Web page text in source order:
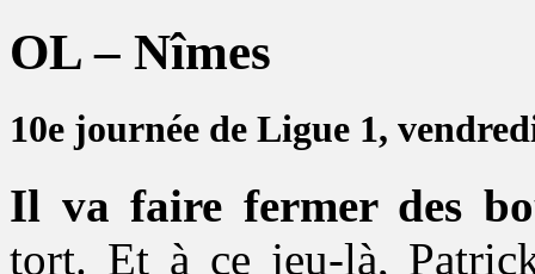
OL – Nîmes
10e journée de Ligue 1,
Il va faire fermer des
tort. Et à ce jeu-là,